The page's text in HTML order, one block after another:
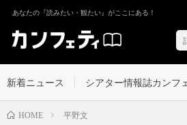
あなたの『読みたい・観たい』がここにある！
新着ニュース シアター情報誌カンフ
HOME 平野文